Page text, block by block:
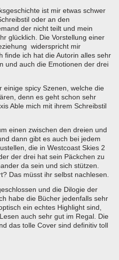
ist mir etwas schwer
oder an den
der nicht teilt und mein
glücklich. Die Vorstellung einer
widerspricht mir
finde ich hat die Autorin alles sehr
und auch die Emotionen der drei
einige spicy Szenen, welche die
denn es geht schon sehr
Able mich mit ihrem Schreibstil
einen zwischen den dreien und
dann gibt es auch bei jedem
die in Westcoast Skies 2
der drei hat sein Päckchen zu
da sein und sich stützen.
Das müsst ihr selbst nachlesen.
und die Dilogie der
habe die Bücher jedenfalls sehr
ein echtes Highlight sind,
auch sehr gut im Regal. Die
das tolle Cover sind definitiv toll